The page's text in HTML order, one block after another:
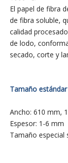
El papel de fibra
de fibra soluble,
calidad
de lodo,
secado, corte y
Tamaño estándar
Ancho: 610 mm,
Espesor: 1-6 mm
Tamaño especial